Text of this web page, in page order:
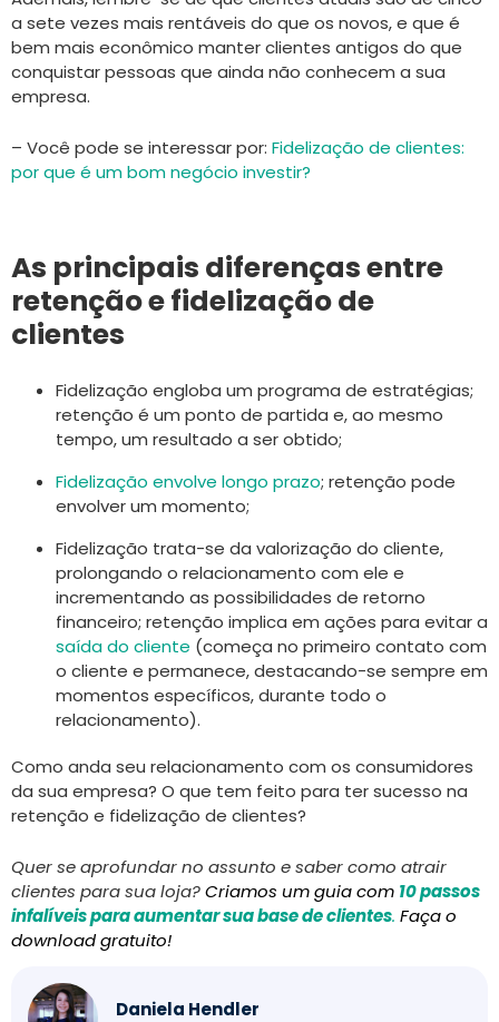
a sete vezes mais rentáveis do que os novos, e que é
bem mais econômico manter clientes antigos do que
conquistar pessoas que ainda não conhecem a sua
empresa.
– Você pode se interessar por: Fidelização de clientes:
por que é um bom negócio investir?
As principais diferenças entre
retenção e fidelização de
clientes
Fidelização engloba um programa de estratégias;
retenção é um ponto de partida e, ao mesmo
tempo, um resultado a ser obtido;
Fidelização envolve longo prazo; retenção pode
envolver um momento;
Fidelização trata-se da valorização do cliente,
prolongando o relacionamento com ele e
incrementando as possibilidades de retorno
financeiro; retenção implica em ações para evitar a
saída do cliente (começa no primeiro contato com
o cliente e permanece, destacando-se sempre em
momentos específicos, durante todo o
relacionamento).
Como anda seu relacionamento com os consumidores
da sua empresa? O que tem feito para ter sucesso na
retenção e fidelização de clientes?
Quer se aprofundar no assunto e saber como atrair
clientes para sua loja?Criamos um guia com 10 passos
infalíveis para aumentar sua base de clientes. Faça o
download gratuito!
Daniela Hendler